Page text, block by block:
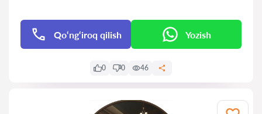
Qo‘ng‘iroq qilish Yozish
0 0 46